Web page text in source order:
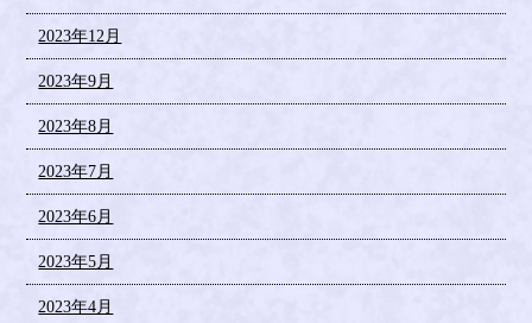
2023年12月
2023年9月
2023年8月
2023年7月
2023年6月
2023年5月
2023年4月